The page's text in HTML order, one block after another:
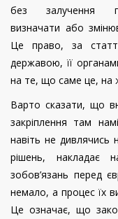
без залучення
визначати або
Це право, за
державою, її
на те, що саме це, на
Варто сказати, що
закріплення там
навіть не дивлячись
рішень, накладає
зобов’язань перед
немало, а процес їх
Це означає, що